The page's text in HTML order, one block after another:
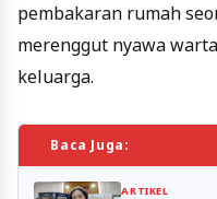
pembakaran rumah
merenggut nyawa
keluarga.
Baca Juga:
ARTIKEL